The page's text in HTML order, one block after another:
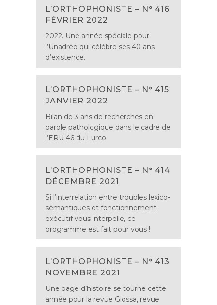
L’ORTHOPHONISTE – N° 416
FÉVRIER 2022
2022. Une année spéciale pour
l’Unadréo qui célèbre ses 40 ans
d’existence.
L’ORTHOPHONISTE – N° 415
JANVIER 2022
Bilan de 3 ans de recherches en
parole pathologique dans le cadre de
l’ERU 46 du Lurco
L’ORTHOPHONISTE – N° 414
DÉCEMBRE 2021
Si l’interrelation entre troubles lexico-
sémantiques et fonctionnement
exécutif vous interpelle, ce
programme est fait pour vous !
L’ORTHOPHONISTE – N° 413
NOVEMBRE 2021
Une page d’histoire se tourne cette
année pour la revue Glossa, revue